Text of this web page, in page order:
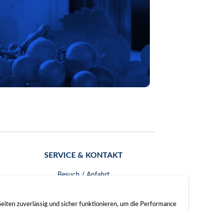
SERVICE & KONTAKT
Besuch / Anfahrt
zuverlässig und sicher funktionieren, um die Performance